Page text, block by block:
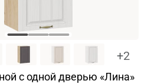
+2
c одной дверью «Лина»